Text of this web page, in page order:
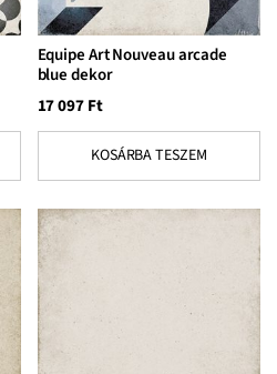
Equipe Art Nouveau arcade
blue dekor
17 097Ft
KOSÁRBA TESZEM